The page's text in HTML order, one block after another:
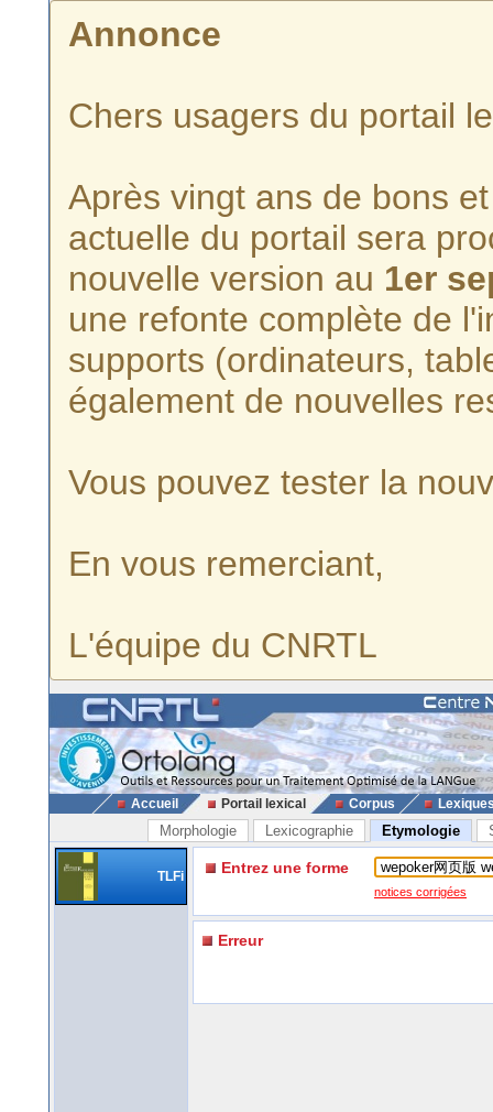
Annonce
Chers usagers du portail
Après vingt ans de bons
actuelle du portail sera
nouvelle version au 1er
une refonte complète de
supports (ordinateurs,
également de nouvelles
Vous pouvez tester la
En vous remerciant,
L'équipe du CNRTL
Accueil Portail lexical Corpus
Morphologie Lexicographie Etymologie
TLFi Entrez une forme
notices corrigées
Erreur